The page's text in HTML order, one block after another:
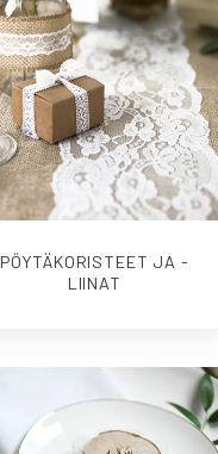
PÖYTÄKORISTEET JA -
LIINAT